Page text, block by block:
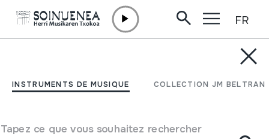
INSTRUMENTS DE MUSIQUE COLLECTION JM BELTRAN
Tapez ce que vous souhaitez rechercher
FR
ROH; Adarra; Cuerno;
Auteur